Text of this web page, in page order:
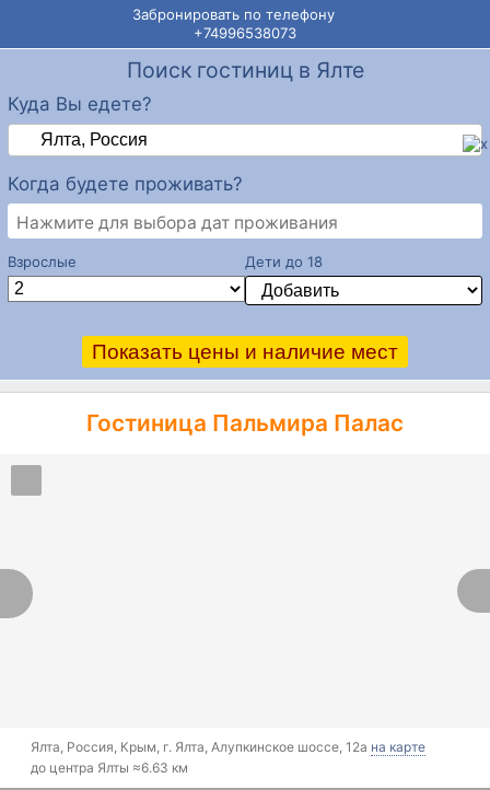
Забронировать по телефону
+74996538073
Гостиница Пальмира Палас
Ялта, Россия, Крым, г. Ялта, Алупкинское шоссе, 12а на карте
до центра Ялты ≈6.63 км
Поиск гостиниц в Ялте
Куда Вы едете?
Когда будете проживать?
Нажмите для выбора дат проживания
Взрослые Дети до 18